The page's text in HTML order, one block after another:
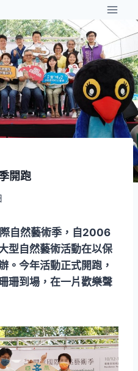
開跑
自然藝術季，自2006
型自然藝術活動在以保
。今年活動正式開跑，
珊到場，在一片歡樂聲